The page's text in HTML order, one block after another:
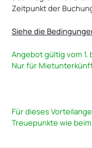
Zeitpunkt der
Siehe die
Angebot gültig vom 1.
Nur für
Für dieses
Treuepunkte wie